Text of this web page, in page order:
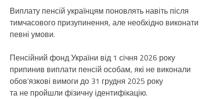
Виплату пенсій українцям поновлять навіть після
тимчасового призупинення, але необхідно виконати
певні умови.
Пенсійний фонд України від 1 січня 2026 року
припинив виплати пенсій особам, які не виконали
обов’язкові вимоги до 31 грудня 2025 року
та не пройшли фізичну ідентифікацію.